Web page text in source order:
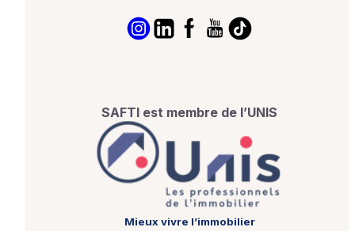
SAFTI est membre de l’UNIS
Mieux vivre l’immobilier